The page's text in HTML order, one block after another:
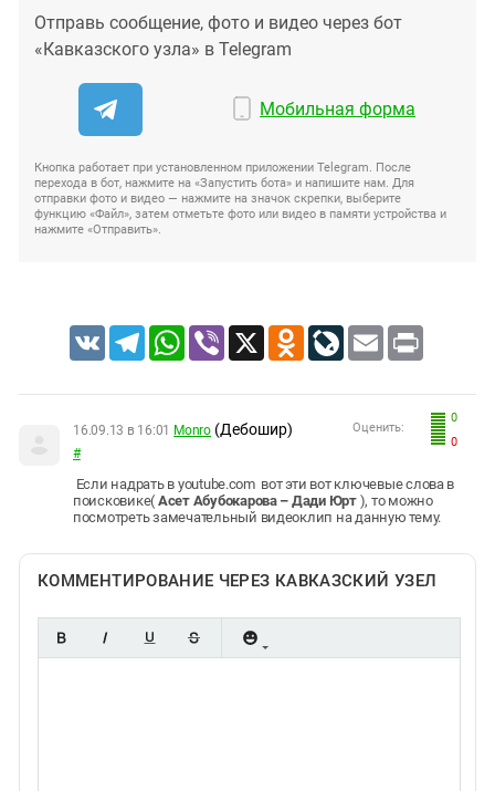
Отправь сообщение, фото и видео через бот
«Кавказского узла» в Telegram
Мобильная форма
Кнопка работает при установленном приложении Telegram. После
перехода в бот, нажмите на «Запустить бота» и напишите нам. Для
отправки фото и видео — нажмите на значок скрепки, выберите
функцию «Файл», затем отметьте фото или видео в памяти устройства и
нажмите «Отправить».
VK TelegramWhatsApp
Viber X Odnoklassniki
LiveJournal
Email Print
0
0
Оценить:
16.09.13 в 16:01 Monro (Дебошир)
#
Если надрать в youtube.com вот эти вот ключевые слова в
поисковике( Асет Абубокарова – Дади Юрт), то можно
посмотреть замечательный видеоклип на данную тему.
КОММЕНТИРОВАНИЕ ЧЕРЕЗ КАВКАЗСКИЙ УЗЕЛ